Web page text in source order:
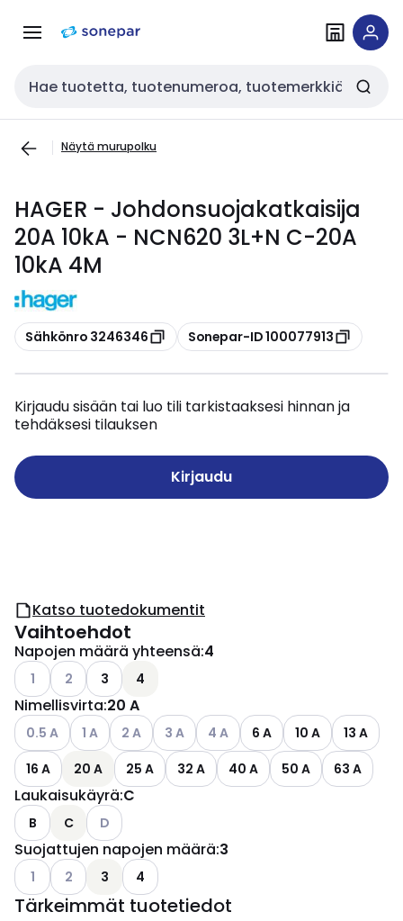
navigointiinsisältöön
Haku
Näytä murupolku
HAGER - Johdonsuojakatkaisija
20A 10kA - NCN620 3L+N C-20A
10kA 4M
Kopioi
Sähkönro 3246346 Kopioi
Sonepar-ID 100077913
Kirjaudu sisään tai luo tili tarkistaaksesi hinnan ja
tehdäksesi tilauksen
Kirjaudu
Katso tuotedokumentit
Vaihtoehdot
Napojen määrä yhteensä:4
Katso käytettävissä olevat vaihtoehdot
1 Katso käytettävissä olevat vaihtoehdot
2 3 4
Nimellisvirta:20 A
Katso käytettävissä olevat vaihtoehdot
0.5 A Katso käytettävissä olevat vaihtoehdot
1 A Katso käytettävissä olevat vaihtoehdot
2 A Katso käytettävissä olevat vaihtoehdot
3 A Katso käytettävissä olevat
4 A 6 A 10 A
13 A
16 A
20 A 25 A 32 A 40 A 50 A 63 A
Laukaisukäyrä:C
B C Katso käytettävissä olevat vaihtoehdot
D
Suojattujen napojen määrä:3
Katso käytettävissä olevat vaihtoehdot
1 Katso käytettävissä olevat vaihtoehdot
2 3 4
Tärkeimmät tuotetiedot